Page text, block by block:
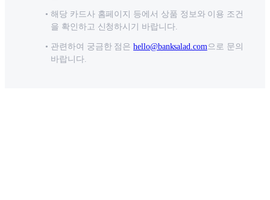
해당 카드사 홈페이지 등에서 상품 정보와 이용 조건
을 확인하고 신청하시기 바랍니다.
관련하여 궁금한 점은 hello@banksalad.com으로 문의
바랍니다.